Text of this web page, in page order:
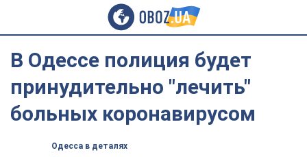
В Одессе полиция будет
принудительно "лечить"
больных коронавирусом
Одесса в деталях